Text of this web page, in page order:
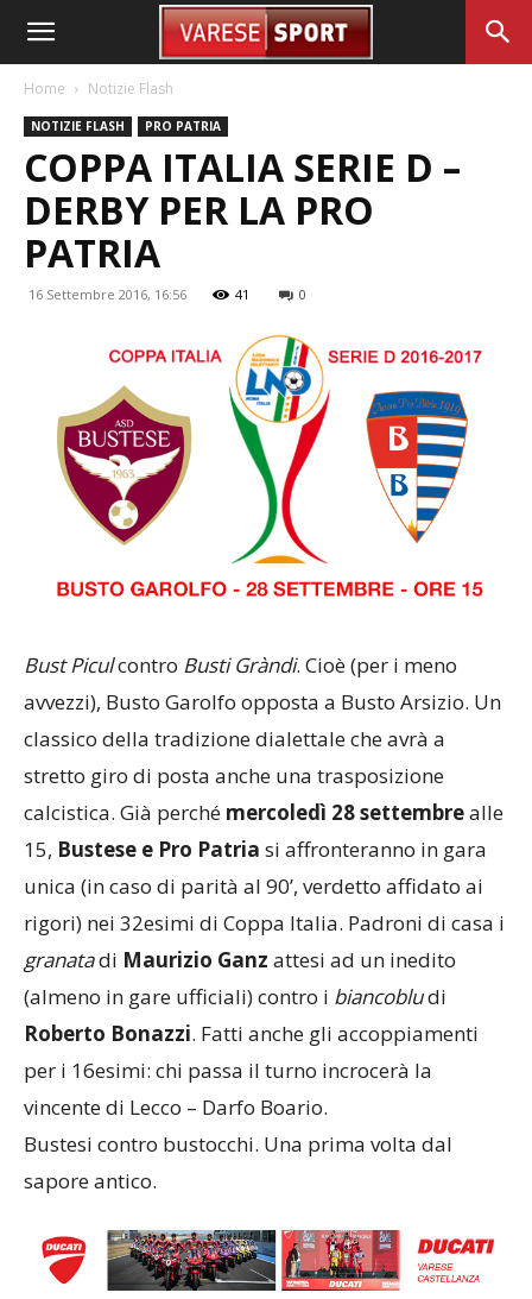
Home Notizie Flash
NOTIZIE FLASH PRO PATRIA
COPPA ITALIA SERIE D –
DERBY PER LA PRO
PATRIA
16 Settembre 2016, 16:56 41 0
Bust Piculcontro Busti Gràndi. Cioè (per i meno
avvezzi), Busto Garolfo opposta a Busto Arsizio. Un
classico della tradizione dialettale che avrà a
stretto giro di posta anche una trasposizione
calcistica. Già perché mercoledì 28 settembrealle
15, Bustese e Pro Patria si affronteranno in gara
unica (in caso di parità al 90’, verdetto affidato ai
rigori) nei 32esimi di Coppa Italia. Padroni di casa i
granatadi Maurizio Ganz attesi ad un inedito
(almeno in gare ufficiali) contro i biancobludi
Roberto Bonazzi. Fatti anche gli accoppiamenti
per i 16esimi: chi passa il turno incrocerà la
vincente di Lecco – Darfo Boario.
Bustesi contro bustocchi. Una prima volta dal
sapore antico.